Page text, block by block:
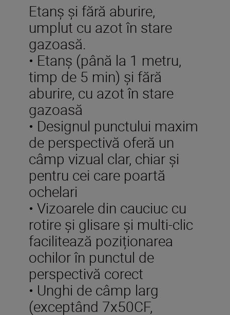
Etanş şi fără aburire,
umplut cu azot în stare
gazoasă.
• Etanş (până la 1 metru,
timp de 5 min) şi fără
aburire, cu azot în stare
gazoasă
• Designul punctului maxim
de perspectivă oferă un
câmp vizual clar, chiar şi
pentru cei care poartă
ochelari
• Vizoarele din cauciuc cu
rotire și glisare și multi-clic
facilitează poziționarea
ochilor în punctul de
perspectivă corect
• Unghi de câmp larg
(exceptând 7x50CF,